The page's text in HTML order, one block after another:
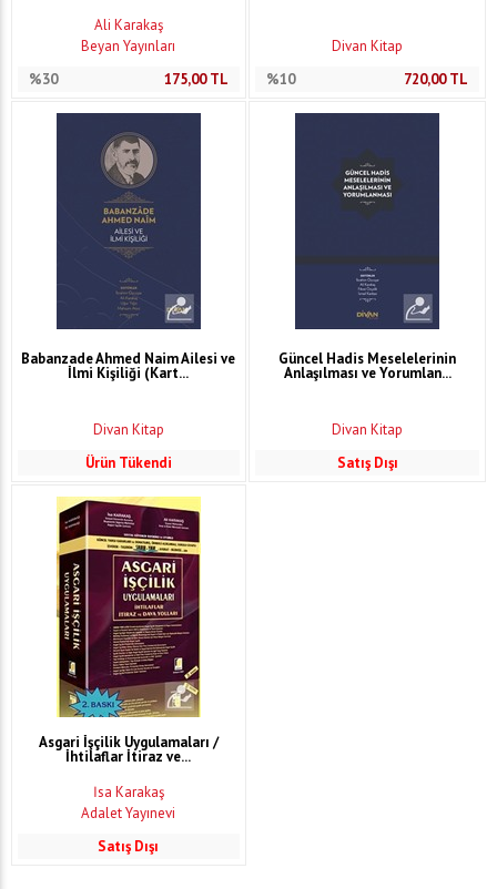
Ali Karakaş
Beyan Yayınları
%30
175,00TL
Divan Kitap
%10
720,00TL
Babanzade Ahmed Naim Ailesi ve
İlmi Kişiliği (Kart...
Divan Kitap
Ürün Tükendi
Güncel Hadis Meselelerinin
Anlaşılması ve Yorumlan...
Divan Kitap
Satış Dışı
Asgari İşçilik Uygulamaları /
İhtilaflar İtiraz ve...
İsa Karakaş
Adalet Yayınevi
Satış Dışı